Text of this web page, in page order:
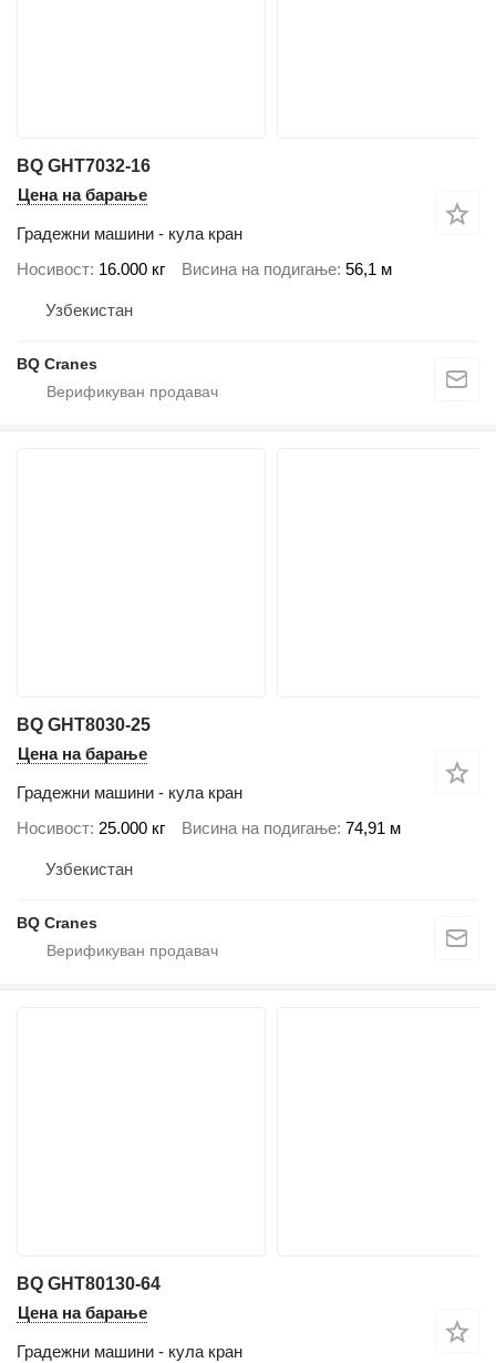
BQ GHT7032-16
Цена на барање
Градежни машини - кула кран
Носивост 16.000 кг Висина на подигање 56,1 м
Узбекистан
BQ Cranes
BQ GHT8030-25
Цена на барање
Градежни машини - кула кран
Носивост 25.000 кг Висина на подигање 74,91 м
Узбекистан
BQ Cranes
BQ GHT80130-64
Цена на барање
Градежни машини - кула кран